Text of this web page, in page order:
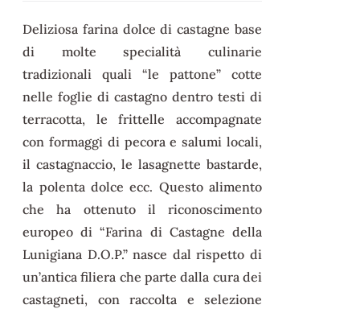
Deliziosa farina dolce di castagne base
di molte specialità culinarie
tradizionali quali “le pattone” cotte
nelle foglie di castagno dentro testi di
terracotta, le frittelle accompagnate
con formaggi di pecora e salumi locali,
il castagnaccio, le lasagnette bastarde,
la polenta dolce ecc. Questo alimento
che ha ottenuto il riconoscimento
europeo di “Farina di Castagne della
Lunigiana D.O.P.” nasce dal rispetto di
un’antica filiera che parte dalla cura dei
castagneti, con raccolta e selezione